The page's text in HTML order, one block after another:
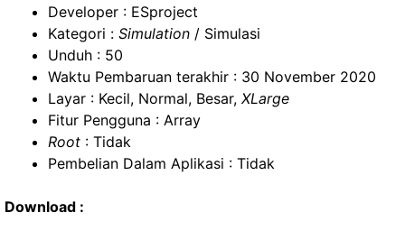
Developer : ESproject
Kategori : Simulation / Simulasi
Unduh : 50
Waktu Pembaruan terakhir : 30 November 2020
Layar : Kecil, Normal, Besar, XLarge
Fitur Pengguna : Array
Root : Tidak
Pembelian Dalam Aplikasi : Tidak
Download :